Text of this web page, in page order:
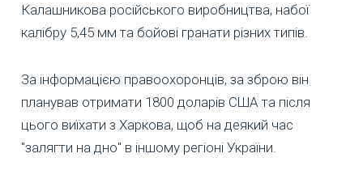
Калашникова російського виробництва, набої
калібру 5,45 мм та бойові гранати різних типів.
За інформацією правоохоронців, за зброю він
планував отримати 1800 доларів США та після
цього виїхати з Харкова, щоб на деякий час
"залягти на дно" в іншому регіоні України.